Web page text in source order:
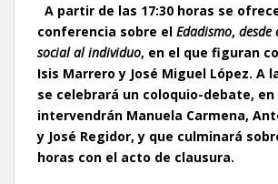
A partir de las 17:30 horas se
conferencia sobre el Edadismo, desde
social al individuo, en el que figuran
Isis Marrero y José Miguel López. A
se celebrará un coloquio-debate, en
intervendrán Manuela Carmena,
y José Regidor, y que culminará
horas con el acto de clausura.